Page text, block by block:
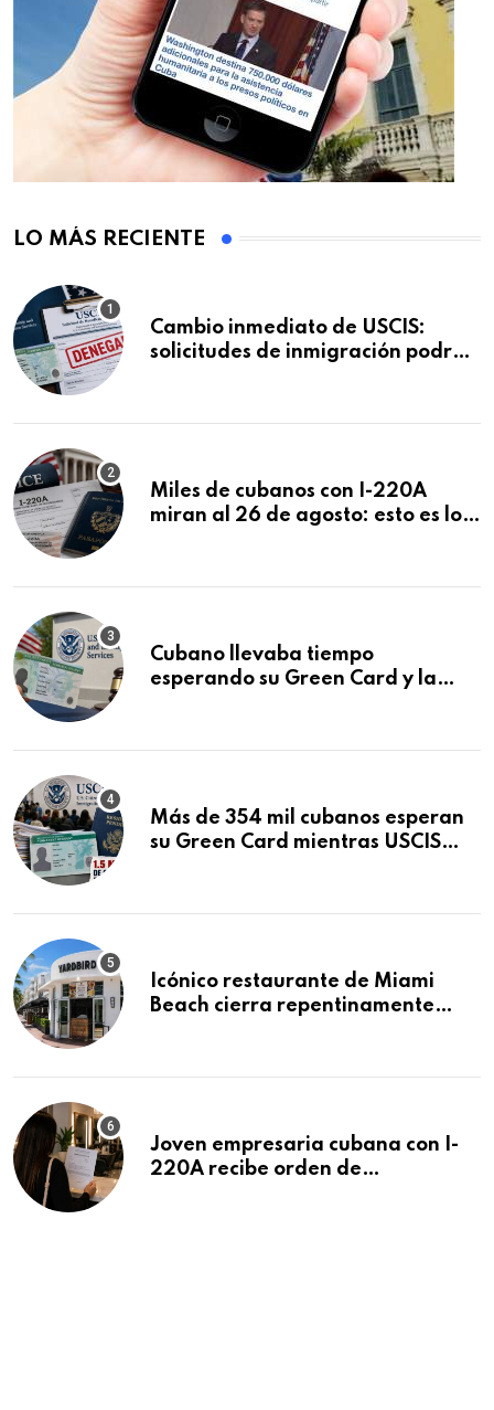
LO MÁS RECIENTE
Cambio inmediato de USCIS:
solicitudes de inmigración podrán
Miles de cubanos con I-220A
miran al 26 de agosto: esto es lo
Cubano llevaba tiempo
esperando su Green Card y la
Más de 354 mil cubanos esperan
su Green Card mientras USCIS
Icónico restaurante de Miami
Beach cierra repentinamente
Joven empresaria cubana con I-
220A recibe orden de